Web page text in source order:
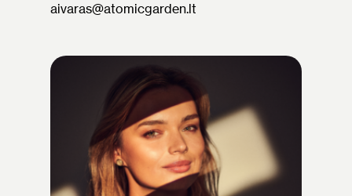
aivaras@atomicgarden.lt